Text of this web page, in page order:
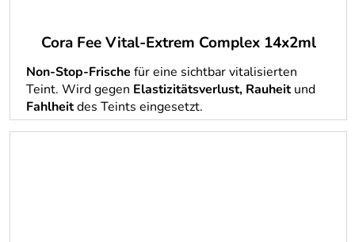
Cora Fee Vital-Extrem Complex 14x2ml
Non-Stop-Frische für eine sichtbar vitalisierten
Teint. Wird gegen Elastizitätsverlust, Rauheitund
Fahlheitdes Teints eingesetzt.